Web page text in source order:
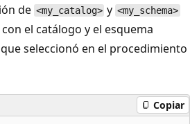
de <my_catalog> y <my_schema>
el catálogo y el esquema
seleccionó en el procedimiento
Copiar